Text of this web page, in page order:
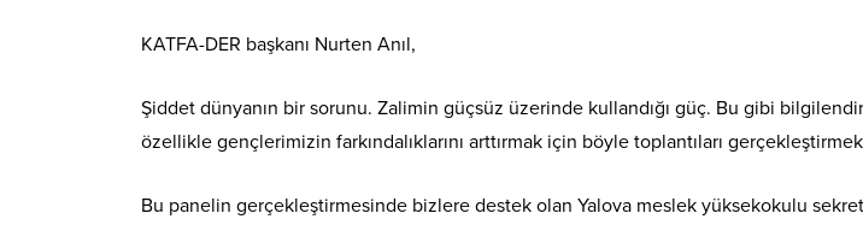
KATFA-DER başkanı Nurten Anıl,
Şiddet dünyanın bir sorunu. Zalimin güçsüz üzerinde kullandığı güç. Bu gibi
özellikle gençlerimizin farkındalıklarını arttırmak için böyle toplantıları
Bu panelin gerçekleştirmesinde bizlere destek olan Yalova meslek yüksekokulu